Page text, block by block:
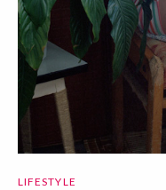
LIFESTYLE